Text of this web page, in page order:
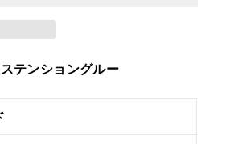
テンショングルー